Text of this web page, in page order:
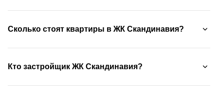
Сколько стоят квартиры в ЖК Скандинавия?
Кто застройщик ЖК Скандинавия?